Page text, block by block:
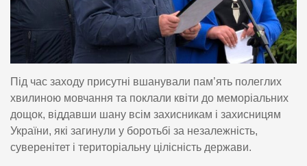
Під час заходу присутні вшанували пам’ять полеглих
хвилиною мовчання та поклали квіти до меморіальних
дощок, віддавши шану всім захисникам і захисницям
України, які загинули у боротьбі за незалежність,
суверенітет і територіальну цілісність держави.